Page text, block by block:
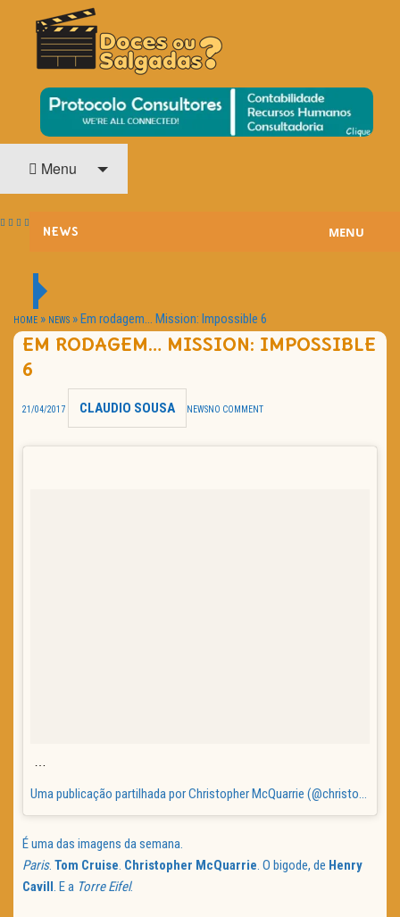
DOCES OU SALGADAS?
O Cinema? Uma Paixão!!
Menu
NEWS
HOME CINEMA
NOTA PESSOAL
TRAILER DO DIA
MENU
HOME » NEWS »Em rodagem… Mission: Impossible 6
EM RODAGEM… MISSION: IMPOSSIBLE
6
21/04/2017 CLAUDIO SOUSA NEWSNO COMMENT
Uma publicação partilhada por Christopher McQuarrie (@christophermcquarrie) a
É uma das imagens da semana.
Paris. Tom Cruise. Christopher McQuarrie. O bigode, de Henry
Cavill. E a Torre Eifel.